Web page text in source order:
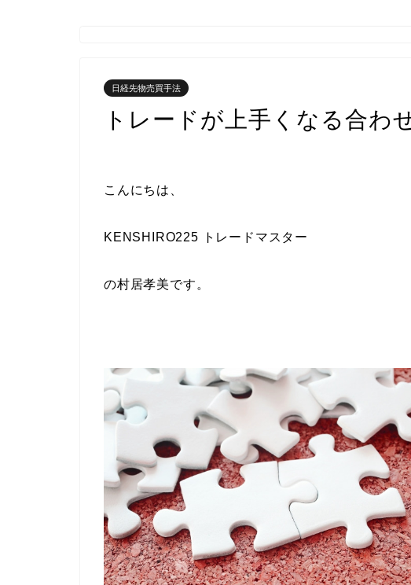
日経先物売買手法
トレードが上手くなる合わ
こんにちは、
KENSHIRO225 トレードマスター
の村居孝美です。